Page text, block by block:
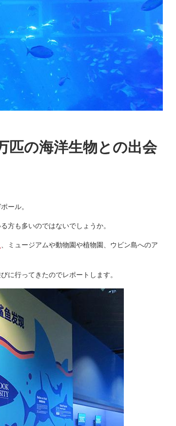
匹の海洋生物との出会
ール。
方も多いのではないでしょうか。
、ミュージアムや動物園や植物園、ウビン島へのア
に行ってきたのでレポートします。